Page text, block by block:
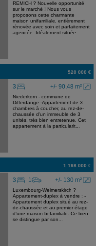
REMICH ? Nouvelle opportunité
sur le marché ! Nous vous
proposons cette charmante
maison unifamiliale, entièrement
rénovée avec soin et parfaitement
agencée. Idéalement située...
520 000 €
+/- 90,48 m²
3
Niederkorn - commune de
Differdange -Appartement de 3
chambres à coucher, au rez-de-
chaussée d'un immeuble de 3
unités, très bien entretenue. Cet
appartement à la particularit...
1 198 000 €
+/- 130 m²
3 1
Luxembourg-Weimerskirch ?
Appartement-duplex à vendre ; -
Appartement duplex situé au rez-
de-chaussée et au premier étage
d'une maison bi-familiale. Ce bien
se distingue par son...